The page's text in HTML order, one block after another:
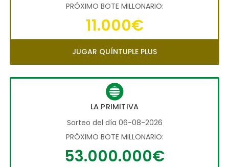
PRÓXIMO BOTE MILLONARIO:
11.000€
JUGAR QUÍNTUPLE PLUS
LA PRIMITIVA
Sorteo del día 06-08-2026
PRÓXIMO BOTE MILLONARIO:
53.000.000€